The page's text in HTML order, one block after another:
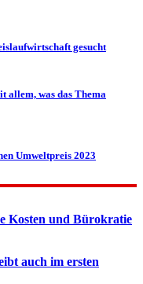
gesucht
allem, was das Thema
Umweltpreis 2023
Kosten und Bürokratie
auch im ersten